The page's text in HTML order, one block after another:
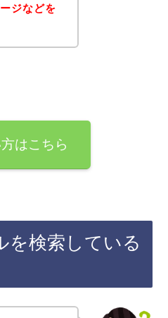
ジなどを
はこちら
を検索している